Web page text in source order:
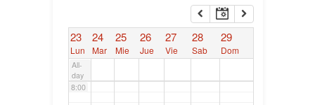
23
Lun
24
Mar
25
Mie
26
Jue
27
Vie
28
Sab
29
Dom
All-
day
7:00
8:00